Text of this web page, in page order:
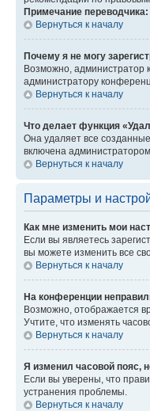
Примечание
Вернуться к началу
Почему я не могу
Возможно, администратор
администратору
Вернуться к началу
Что делает функция
Она удаляет все
включена
Вернуться к началу
Параметры и
Как мне изменить мои
Если вы являетесь
вы можете изменить все
Вернуться к началу
На конференции
Возможно, отображается
Учтите, что изменять
Вернуться к началу
Я изменил часовой пояс,
Если вы уверены, что
устранения проблемы.
Вернуться к началу